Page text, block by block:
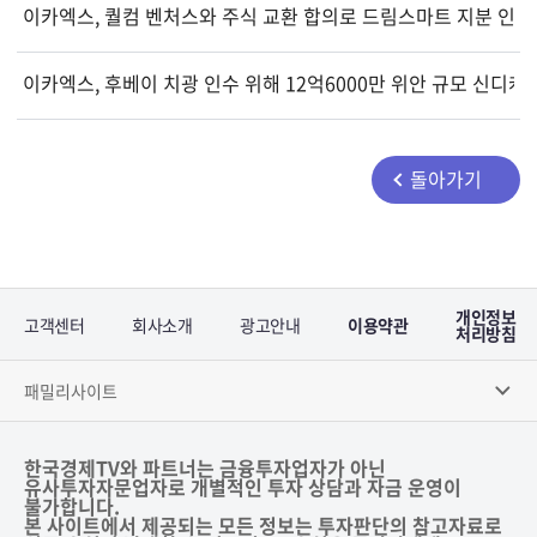
이카엑스, 퀄컴 벤처스와 주식 교환 합의로 드림스마트 지분 인수
이카엑스, 후베이 치광 인수 위해 12억6000만 위안 규모 신디케
돌아가기
고객센터 회사소개 광고안내 이용약관 개인정보
처리방침
패밀리사이트
한국경제TV와 파트너는 금융투자업자가 아닌
유사투자자문업자로 개별적인 투자 상담과 자금 운영이
불가합니다.
본 사이트에서 제공되는 모든 정보는 투자판단의 참고자료로